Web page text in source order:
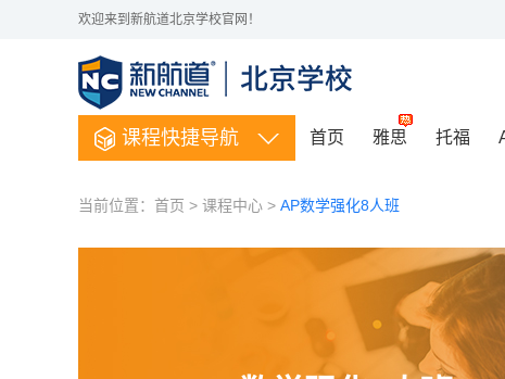
欢迎来到新航道北京学校官网！
课程快捷导航 首页 雅思 托福
当前位置： 首页 > 课程中心 > AP数学强化8人班